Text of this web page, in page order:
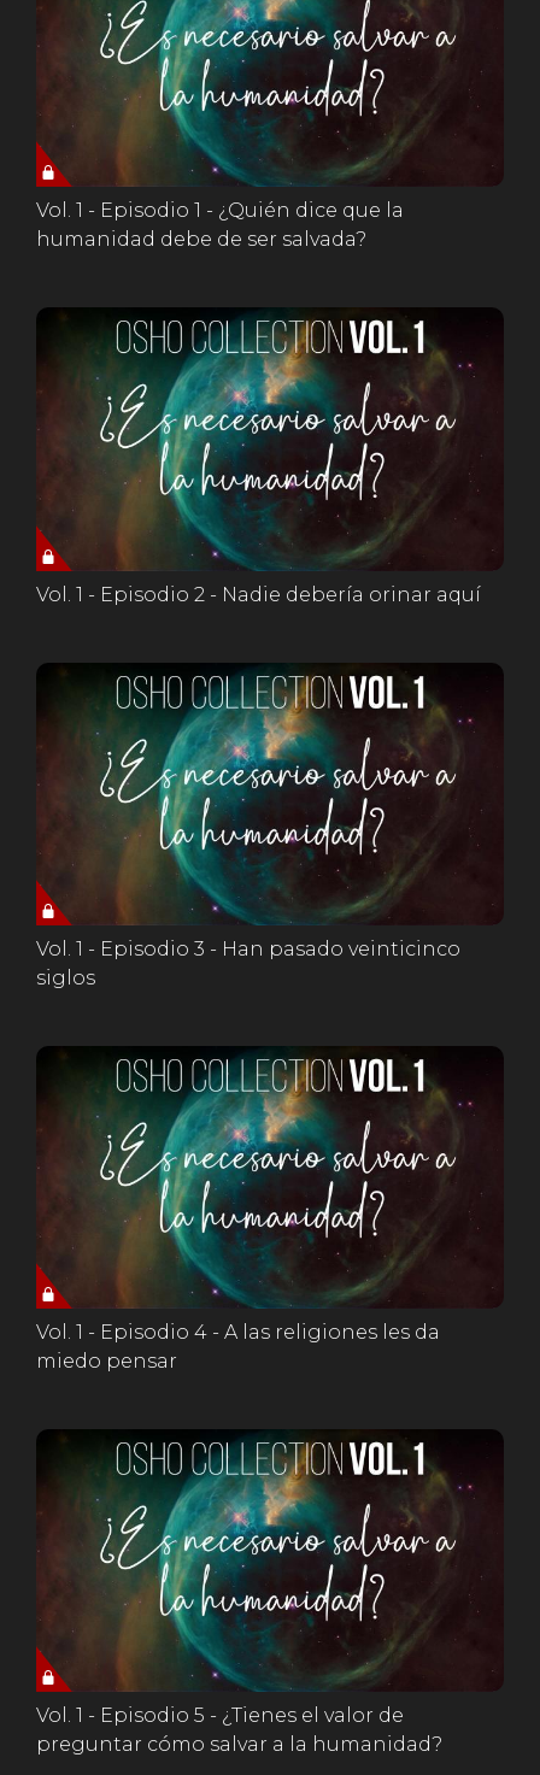
Vol. 1 - Episodio 1 - ¿Quién dice que la
humanidad debe de ser salvada?
Vol. 1 - Episodio 2 - Nadie debería orinar aquí
Vol. 1 - Episodio 3 - Han pasado veinticinco
siglos
Vol. 1 - Episodio 4 - A las religiones les da
miedo pensar
Vol. 1 - Episodio 5 - ¿Tienes el valor de
preguntar cómo salvar a la humanidad?